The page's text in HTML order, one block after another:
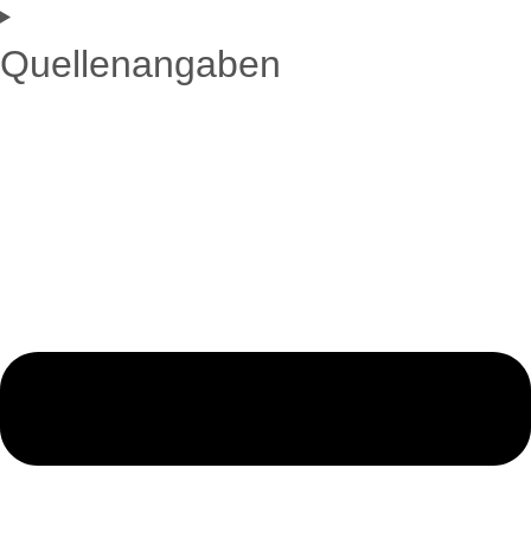
Quellenangaben